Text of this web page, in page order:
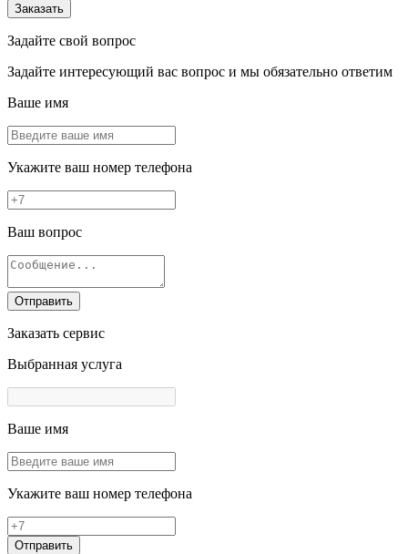
Заказать
Задайте свой вопрос
Задайте интересующий вас вопрос и мы обязательно ответим
Ваше имя
Укажите ваш номер телефона
Ваш вопрос
Отправить
Заказать сервис
Выбранная услуга
Ваше имя
Укажите ваш номер телефона
Отправить